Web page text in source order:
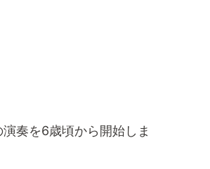
奏を6歳頃から開始しま